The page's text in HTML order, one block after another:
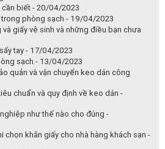
chuẩn và quy định về keo dán -
như thế nào cho đúng -
chọn khăn giấy cho nhà hàng khách sạn -
06/04/2023
giấy lau đạt chuẩn dùng trong nhà hàng
điều cần biết - 01/04/2022
điều cần biết - 31/03/2022
chính hãng các sản phẩm keo công
2022
Weld-on Tại Việt Nam - 02/03/2022